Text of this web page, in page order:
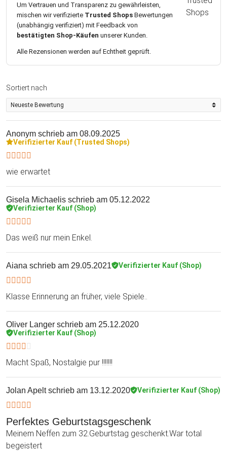
Um Vertrauen und Transparenz zu gewährleisten,
mischen wir verifizierte Trusted Shops Bewertungen
(unabhängig verifiziert) mit Feedback von
bestätigten Shop-Käufen unserer Kunden.
Alle Rezensionen werden auf Echtheit geprüft.
Sortiert nach
Anonym schrieb am 08.09.2025
Verifizierter Kauf (Trusted Shops)
wie erwartet
Gisela Michaelis schrieb am 05.12.2022
Verifizierter Kauf (Shop)
Das weiß nur mein Enkel.
Aiana schrieb am 29.05.2021 Verifizierter Kauf (Shop)
Klasse Erinnerung an früher, viele Spiele..
Oliver Langer schrieb am 25.12.2020
Verifizierter Kauf (Shop)
Macht Spaß, Nostalgie pur !!!!!!!
Jolan Apeltschrieb am 13.12.2020 Verifizierter Kauf (Shop)
Perfektes Geburtstagsgeschenk
Meinem Neffen zum 32.Geburtstag geschenkt.War total
begeistert